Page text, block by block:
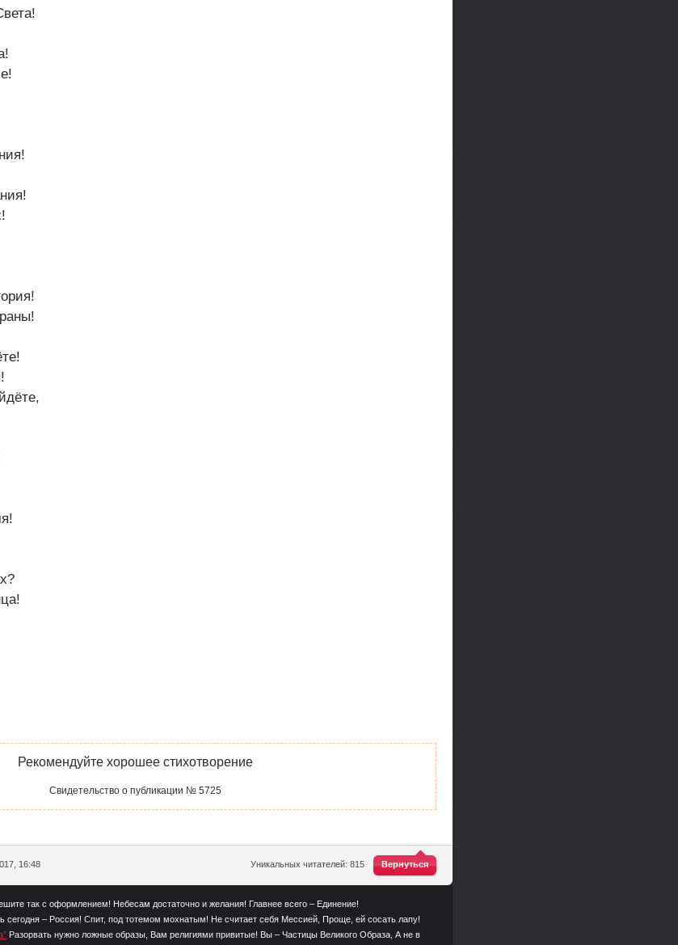
Рекомендуйте хорошее стихотворение
Свидетельство о публикации № 5725
Вернуться
Уникальных читателей: 815
16:48
так с оформлением! Небесам достаточно и желания! Главнее всего – Единение!
сегодня – Россия! Спит, под тотемом мохнатым! Не считает себя Мессией, Проще, ей сосать лапу!
Разорвать нужно ложные образы, Вам религиями привитые! Вы – Частицы Великого Образа, А не в